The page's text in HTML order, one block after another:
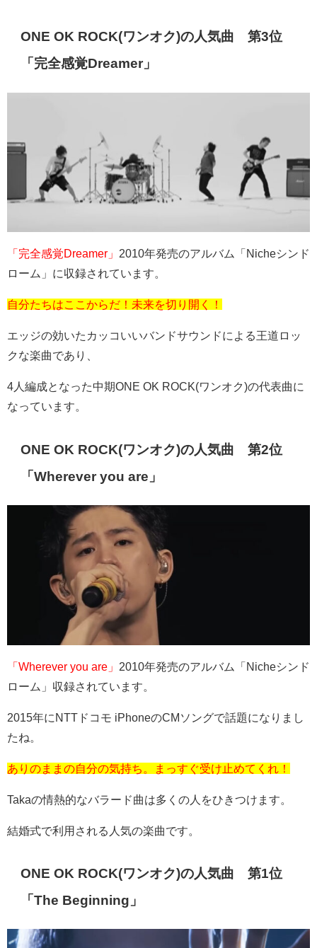
ONE OK ROCK(ワンオク)の人気曲 第3位
「完全感覚 Dreamer 」
「完全感覚Dreamer」 2010年発売のアルバム「 Nicheシンド
ローム」に収録されています。
自分たちはここからだ！未来を切り開く！
エッジの効いたカッコいいバンドサウンドによる王道ロッ
クな楽曲であり、
4人編成となった中期ONE OK ROCK(ワンオク)の代表曲に
なっています。
ONE OK ROCK(ワンオク)の人気曲 第2位
「Wherever you are 」
「Wherever you are」 2010年発売のアルバム「Nicheシンド
ローム」収録されています。
2015年にNTT ドコモ iPhoneのCMソングで話題になりまし
たね。
ありのままの自分の気持ち。まっすぐ受け止めてくれ！
Takaの情熱的なバラード曲は多くの人をひきつけます。
結婚式で利用される人気の楽曲です。
ONE OK ROCK(ワンオク)の人気曲 第1位
「The Beginning 」